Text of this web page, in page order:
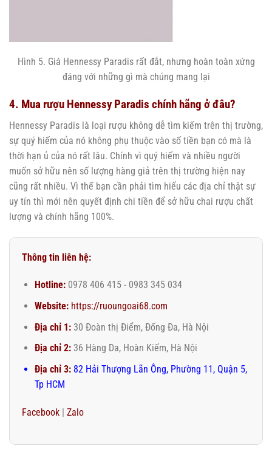
Hình 5. Giá Hennessy Paradis rất đắt, nhưng hoàn toàn xứng
đáng với những gì mà chúng mang lại
4. Mua rượu Hennessy Paradis chính hãng ở đâu?
Hennessy Paradis là loại rượu không dễ tìm kiếm trên thị trường,
sự quý hiếm của nó không phụ thuộc vào số tiền bạn có mà là
thời hạn ủ của nó rất lâu. Chính vì quý hiếm và nhiều người
muốn sở hữu nên số lượng hàng giả trên thị trường hiện nay
cũng rất nhiều. Vì thế bạn cần phải tìm hiểu các địa chỉ thật sự
uy tín thì mới nên quyết định chi tiền để sở hữu chai rượu chất
lượng và chính hãng 100%.
Thông tin liên hệ:
Hotline:0978 406 415 - 0983 345 034
Website: https://ruoungoai68.com
Địa chỉ 1:30 Đoàn thị Điểm, Đống Đa, Hà Nội
Địa chỉ 2:36 Hàng Da, Hoàn Kiếm, Hà Nội
Địa chỉ 3:82 Hải Thượng Lãn Ông, Phường 11, Quận 5,
Tp HCM
Facebook | Zalo